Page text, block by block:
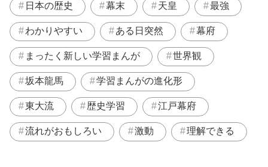
日本の歴史 幕末 天皇 最強
わかりやすい ある日突然 幕府
まったく新しい学習まんが 世界観
坂本龍馬 学習まんがの進化形
東大流 歴史学習 江戸幕府
流れがおもしろい 激動 理解できる